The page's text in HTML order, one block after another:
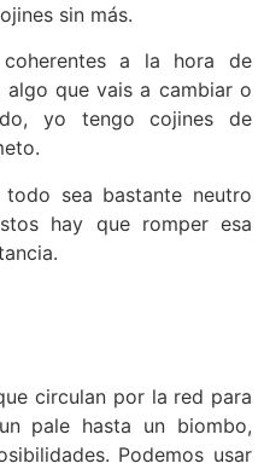
sin más.
a la hora de
que vais a cambiar o
yo tengo cojines de
sea bastante neutro
hay que romper esa
circulan por la red para
pale hasta un biombo,
Podemos usar